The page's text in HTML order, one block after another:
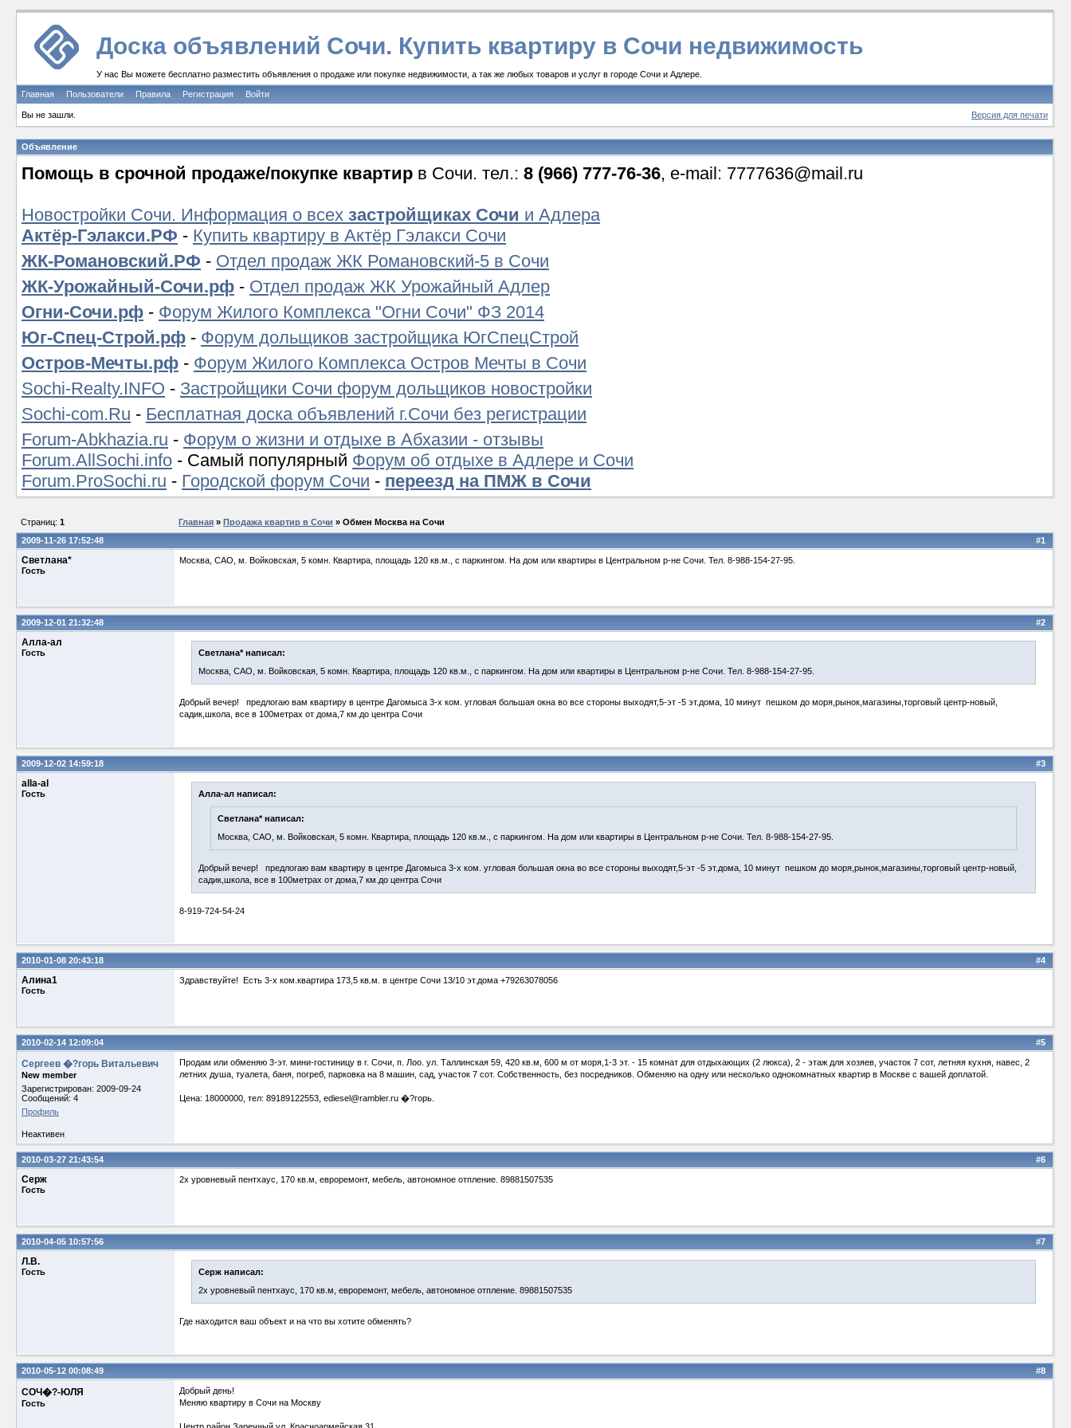
Доска объявлений Сочи. Купить квартиру в Сочи недвижимость
У нас Вы можете бесплатно разместить объявления о продаже или покупке недвижимости, а так же любых товаров и услуг в городе Сочи и Адлере.
Главная Пользователи Правила Регистрация Войти
Вы не зашли. Версия для печати
Объявление
Помощь в срочной продаже/покупке квартир в Сочи. тел.: 8 (966) 777-76-36, e-mail: 7777636@mail.ru
Новостройки Сочи. Информация о всех застройщиках Сочи и Адлера
Актёр-Гэлакси.РФ - Купить квартиру в Актёр Гэлакси Сочи
ЖК-Романовский.РФ - Отдел продаж ЖК Романовский-5 в Сочи
ЖК-Урожайный-Сочи.рф - Отдел продаж ЖК Урожайный Адлер
Огни-Сочи.рф - Форум Жилого Комплекса "Огни Сочи" ФЗ 2014
Юг-Спец-Строй.рф - Форум дольщиков застройщика ЮгСпецСтрой
Остров-Мечты.рф - Форум Жилого Комплекса Остров Мечты в Сочи
Sochi-Realty.INFO - Застройщики Сочи форум дольщиков новостройки
Sochi-com.Ru - Бесплатная доска объявлений г.Сочи без регистрации
Forum-Abkhazia.ru - Форум о жизни и отдыхе в Абхазии - отзывы
Forum.AllSochi.info - Самый популярный Форум об отдыхе в Адлере и Сочи
Forum.ProSochi.ru - Городской форум Сочи - переезд на ПМЖ в Сочи
Страниц: 1 Главная » Продажа квартир в Сочи » Обмен Москва на Сочи
#1
2009-11-26 17:52:48
Светлана*
Гость
Москва, САО, м. Войковская, 5 комн. Квартира, площадь 120 кв.м., с паркингом. На дом или квартиры в Центральном р-не Сочи. Тел. 8-988-154-27-95.
#2
2009-12-01 21:32:48
Алла-ал
Гость
Светлана* написал:
Москва, САО, м. Войковская, 5 комн. Квартира, площадь 120 кв.м., с паркингом. На дом или квартиры в Центральном р-не Сочи. Тел. 8-988-154-27-95.
Добрый вечер! предлогаю вам квартиру в центре Дагомыса 3-х ком. угловая большая окна во все стороны выходят,5-эт -5 эт.дома, 10 минут пешком до моря,рынок,магазины,торговый центр-новый,
садик,школа, все в 100метрах от дома,7 км.до центра Сочи
#3
2009-12-02 14:59:18
alla-al
Гость Алла-ал написал:
Светлана* написал:
Москва, САО, м. Войковская, 5 комн. Квартира, площадь 120 кв.м., с паркингом. На дом или квартиры в Центральном р-не Сочи. Тел. 8-988-154-27-95.
Добрый вечер! предлогаю вам квартиру в центре Дагомыса 3-х ком. угловая большая окна во все стороны выходят,5-эт -5 эт.дома, 10 минут пешком до моря,рынок,магазины,торговый центр-новый,
садик,школа, все в 100метрах от дома,7 км.до центра Сочи
8-919-724-54-24
#4
2010-01-08 20:43:18
Алина1
Гость
Здравствуйте! Есть 3-х ком.квартира 173,5 кв.м. в центре Сочи 13/10 эт.дома +79263078056
#5
2010-02-14 12:09:04
Сергеев �?горь Витальевич
New member
Зарегистрирован: 2009-09-24
Сообщений: 4
Профиль
Продам или обменяю 3-эт. мини-гостиницу в г. Сочи, п. Лоо. ул. Таллинская 59, 420 кв.м, 600 м от моря,1-3 эт. - 15 комнат для отдыхающих (2 люкса), 2 - этаж для хозяев, участок 7 сот, летняя кухня, навес, 2
летних душа, туалета, баня, погреб, парковка на 8 машин, сад, участок 7 сот. Собственность, без посредников. Обменяю на одну или несколько однокомнатных квартир в Москве с вашей доплатой.
Цена: 18000000, тел: 89189122553, ediesel@rambler.ru �?горь.
Неактивен
#6
2010-03-27 21:43:54
Серж
Гость
2х уровневый пентхаус, 170 кв.м, евроремонт, мебель, автономное отпление. 89881507535
#7
2010-04-05 10:57:56
Л.В.
Гость
Серж написал:
2х уровневый пентхаус, 170 кв.м, евроремонт, мебель, автономное отпление. 89881507535
Где находится ваш объект и на что вы хотите обменять?
#8
2010-05-12 00:08:49
СОЧ�?-ЮЛЯ
Гость
Добрый день!
Меняю квартиру в Сочи на Москву